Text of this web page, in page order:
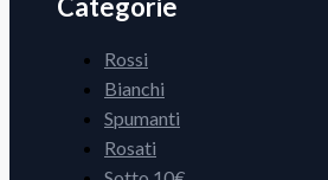
Categorie
Rossi
Bianchi
Spumanti
Rosati